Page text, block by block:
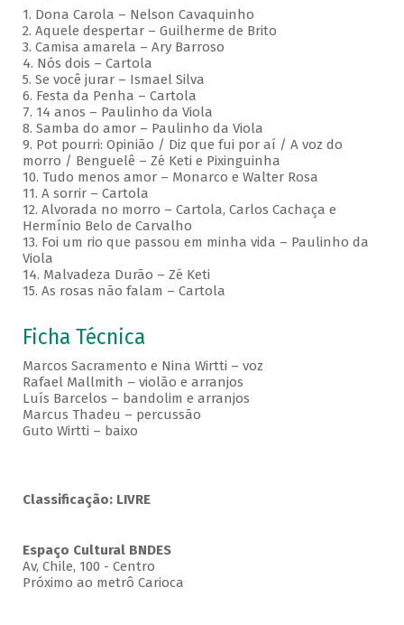
1. Dona Carola – Nelson Cavaquinho
2. Aquele despertar – Guilherme de Brito
3. Camisa amarela – Ary Barroso
4. Nós dois – Cartola
5. Se você jurar – Ismael Silva
6. Festa da Penha – Cartola
7. 14 anos – Paulinho da Viola
8. Samba do amor – Paulinho da Viola
9. Pot pourri: Opinião / Diz que fui por aí / A voz do
morro / Benguelê – Zé Keti e Pixinguinha
10. Tudo menos amor – Monarco e Walter Rosa
11. A sorrir – Cartola
12. Alvorada no morro – Cartola, Carlos Cachaça e
Hermínio Belo de Carvalho
13. Foi um rio que passou em minha vida – Paulinho da
Viola
14. Malvadeza Durão – Zé Keti
15. As rosas não falam – Cartola
Ficha Técnica
Marcos Sacramento e Nina Wirtti – voz
Rafael Mallmith – violão e arranjos
Luís Barcelos – bandolim e arranjos
Marcus Thadeu – percussão
Guto Wirtti – baixo
Classificação: LIVRE
Espaço Cultural BNDES
Av, Chile, 100 - Centro
Próximo ao metrô Carioca